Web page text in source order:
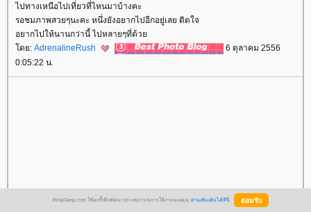
ไปทางเหนือไปเที่ยวที่ไหนมาบ้างคะ
รอชมภาพสวยๆนะคะ หนึ่งยังอยากไปอีกอยู่เลย ติดใจ
อยากไปให้นานกว่านี้ ไปหลายๆที่ด้ว
ดย: AdrenalineRush
6 ตุลาคม 2556
0:05:22 น.
BlogGang.com ใช้คุกกี้เพื่อพัฒนาประสบการณ์การใช้งานของคุณ อ่านเพิ่มเติมได้ที่นี่